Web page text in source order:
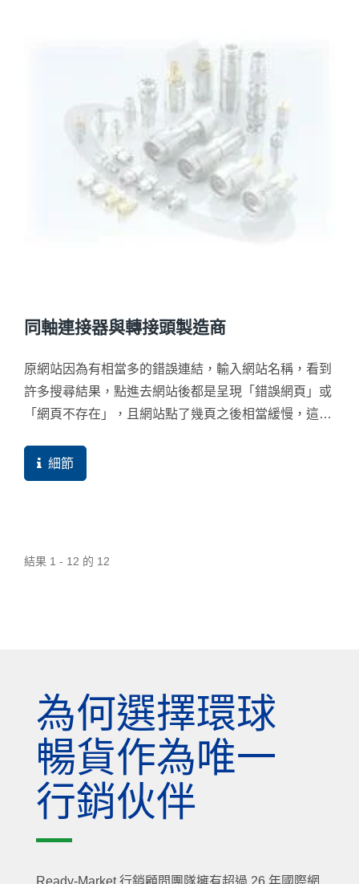
同軸連接器與轉接頭製造商
原網站因為有相當多的錯誤連結，輸入網站名稱，看到
許多搜尋結果，點進去網站後都是呈現「錯誤網頁」或
「網頁不存在」，且網站點了幾頁之後相當緩慢，這樣
流失客戶。
細節
結果 1 - 12 的 12
為何選擇環球
暢貨作為唯一
行銷伙伴
Ready-Market 行銷顧問團隊擁有超過 26 年國際網